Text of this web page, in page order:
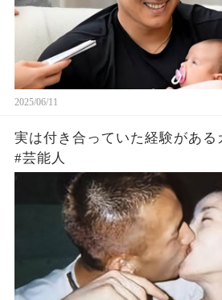
2025/06/11
実は付き合っていた経験がある
#芸能人